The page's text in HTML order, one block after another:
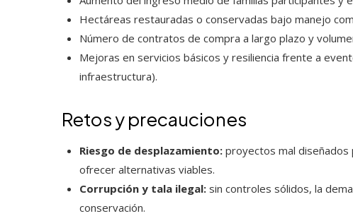
Hectáreas restauradas o conservadas bajo manejo
Número de contratos de compra a largo plazo y
Mejoras en servicios básicos y resiliencia frente a
infraestructura).
Retos y precauciones
Riesgo de desplazamiento: proyectos mal diseñados
ofrecer alternativas viables.
Corrupción y tala ilegal: sin controles sólidos, la
conservación.